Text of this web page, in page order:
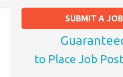
SUBMIT A JOB
to Place Job